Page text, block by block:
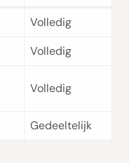
Volledig
Volledig
Volledig
Gedeeltelijk